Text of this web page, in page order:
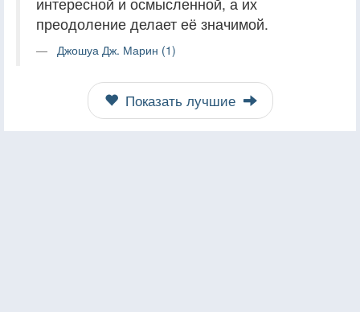
преодоление делает её значимой.
Джошуа Дж. Марин (1)
Показать лучшие